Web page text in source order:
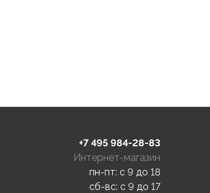
+7 495 984-28-83
Интернет-магазин
пн-пт: c 9 до 18
сб-вс: c 9 до 17